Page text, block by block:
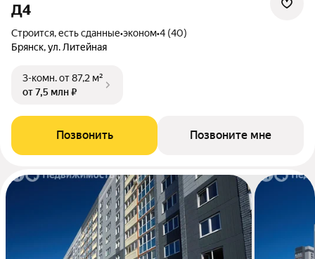
Д4
Строится, есть сданные•эконом•4 (40)
Брянск, ул. Литейная
3-комн.от 87,2 м²
от 7,5 млн ₽
Позвонить Позвоните мне